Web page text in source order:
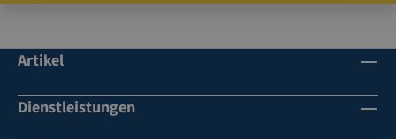
Artikel
Dienstleistungen